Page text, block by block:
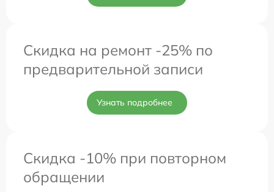
Скидка на ремонт -25% по
предварительной записи
Узнать подробнее
Скидка -10% при повторном
обращении